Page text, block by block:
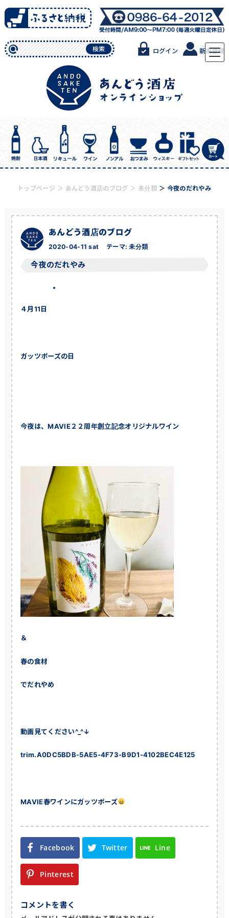
content
検索 ログイン 新規登録
トップページ あんどう酒店のブログ 未分類 今夜のだれやみ
今夜のだれやみ
あんどう酒店のブログ
2020-04-11 sat テーマ:未分類
４月11日
ガッツポーズの日
今夜は、MAVIE２２周年創立記念オリジナルワイン
＆
春の食材
でだれやめ
動画見てください^_^↓
trim.A0DC5BDB-5AE5-4F73-B9D1-4102BEC4E125
MAVIE春ワインにガッツポーズ
Facebook Twitter Line
Pinterest
コメントを書く